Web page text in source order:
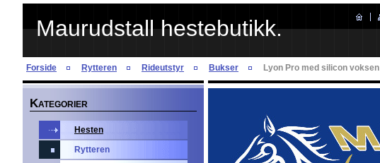
Maurudstall hestebutikk.
Forside Rytteren Rideutstyr Bukser Lyon Pro med silicon voksen
KATEGORIER
Hesten
Rytteren